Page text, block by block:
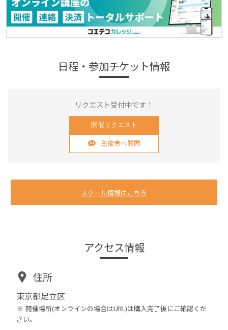
日程・参加チケット情報
リクエスト受付中です！
開催リクエスト
主催者へ質問
スクール情報はこちら
アクセス情報
住所
東京都足立区
開催場所(オンラインの場合はURL)は購入完了後にご確認くだ
さい。